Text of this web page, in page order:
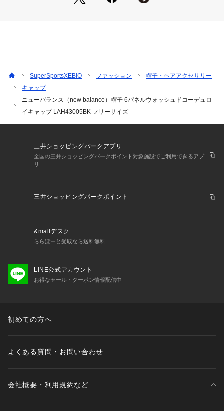
商品の色味が若干異なる場合があります。
ャップ ファッション おしゃれ かっこいい スポーツ 部活 散歩
お出かけ 旅行 トラベル 観光 運動 ウォーキング ジョギング
ランニング サイクリング 自転車 フィットネス スポーツ観戦
レジャー アウトドア BBQ バーベキュー キャンプ プレゼント
シックカラー xebio_2502_pup ss25cp06 pm_caplp 26caps
SuperSportsXEBIO ファッション
帽子・ヘアアクセサリー
キャップ
ニューバランス（new balance）帽子 6パネルウォッシュドコーデュロ
イキャップ LAH43005BK フリーサイズ
三井ショッピングパークアプリ
全国の三井ショッピングパークポイント対象施設でご利用できるアプ
リ
三井ショッピングパークポイント
&mallデスク
ららぽーと受取なら送料無料
LINE公式アカウント
お得なセール・クーポン情報配信中
初めての方へ
よくある質問・お問い合わせ
会社概要・利用規約など